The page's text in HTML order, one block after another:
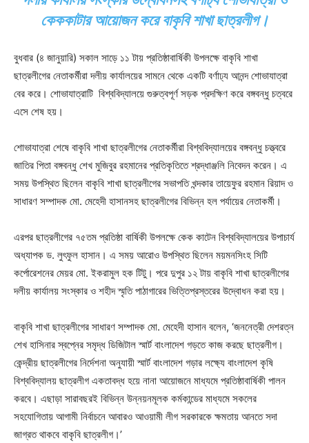
কেককাটার আয়োজন করে বাকৃবি শাখা ছাত্রলীগ।
বুধবার (৪ জানুয়ারি) সকাল সাড়ে ১১ টায় প্রতিষ্ঠাবার্ষিকী উপলক্ষে বাকৃবি শাখা
ছাত্রলীগের নেতাকর্মীরা দলীয় কার্যালয়ের সামনে থেকে একটি বর্ণাঢ্য আনন্দ শোভাযাত্রা
বের করে। শোভাযাত্রাটি বিশ্ববিদ্যালয়ে গুরুত্বপূর্ণ সড়ক প্রদক্ষিণ করে বঙ্গবন্ধু চত্বরে
এসে শেষ হয়।
শোভাযাত্রা শেষে বাকৃবি শাখা ছাত্রলীগের নেতাকর্মীরা বিশ্ববিদ্যালয়ের বঙ্গবন্ধু চত্ত্বরে
জাতির পিতা বঙ্গবন্ধু শেখ মুজিবুর রহমানের প্রতিকৃতিতে শ্রদ্ধাঞ্জলি নিবেদন করেন। এ
সময় উপস্থিত ছিলেন বাকৃবি শাখা ছাত্রলীগের সভাপতি খন্দকার তায়েফুর রহমান রিয়াদ ও
সাধারণ সম্পাদক মো. মেহেদী হাসানসহ ছাত্রলীগের বিভিন্ন হল পর্যায়ের নেতাকর্মী।
এরপর ছাত্রলীগের ৭৫তম প্রতিষ্ঠা বার্ষিকী উপলক্ষে কেক কাটেন বিশ্ববিদ্যালয়ের উপাচার্য
অধ্যাপক ড. লুৎফুল হাসান। এ সময় আরোও উপস্থিত ছিলেন ময়মনসিংহ সিটি
কর্পোরেশনের মেয়র মো. ইকরামুল হক টিটু। পরে দুপুর ১২ টায় বাকৃবি শাখা ছাত্রলীগের
দলীয় কার্যালয় সংস্কার ও শহীদ স্মৃতি পাঠাগারের ভিত্তিপ্রস্তরের উদ্বোধন করা হয়।
বাকৃবি শাখা ছাত্রলীগের সাধারণ সম্পাদক মো. মেহেদী হাসান বলেন, ‘জননেত্রী দেশরত্ন
শেখ হাসিনার স্বপ্নের সমৃদ্ধ ডিজিটাল স্মার্ট বাংলাদেশ গড়তে কাজ করছে ছাত্রলীগ।
কেন্দ্রীয় ছাত্রলীগের নির্দেশনা অনুযায়ী স্মার্ট বাংলাদেশ গড়ার লক্ষ্যে বাংলাদেশ কৃষি
বিশ্ববিদ্যালয় ছাত্রলীগ একতাবদ্ধ হয়ে নানা আয়োজনে মাধ্যমে প্রতিষ্ঠাবার্ষিকী পালন
করবে। এছাড়া সারাবছরই বিভিন্ন উন্নয়নমূলক কর্মকান্ডের মাধ্যমে সকলের
সহযোগিতায় আগামী নির্বাচনে আবারও আওয়ামী লীগ সরকারকে ক্ষমতায় আনতে সদা
জাগ্রত থাকবে বাকৃবি ছাত্রলীগ।’